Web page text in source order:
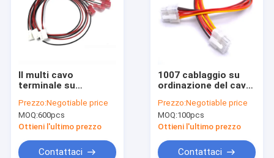
Il multi cavo
terminale su
connettore sfrutta
1007 24AWG VH3.96-
2P
Prezzo:Negotiable price
MOQ:600pcs
Ottieni l'ultimo prezzo
Contattaci
1007 cablaggio su
ordinazione del cavo
multi cavo terminale
del connettore
22AWG 5557 8P
Prezzo:Negotiable price
MOQ:100pcs
Ottieni l'ultimo prezzo
Contattaci